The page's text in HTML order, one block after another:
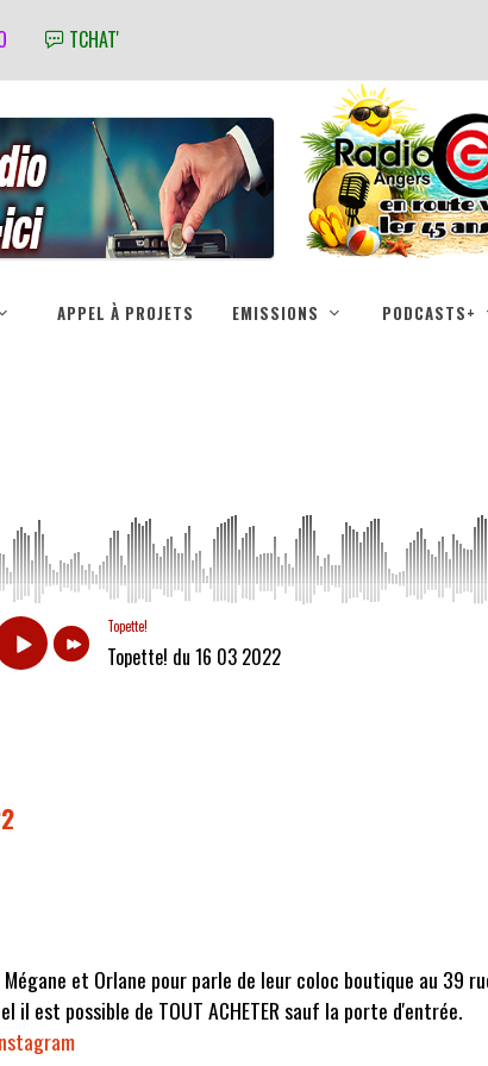
TCHAT'
APPEL À PROJETS EMISSIONS PODCASTS+
Topette!
Topette! du 16 03 2022
et Orlane pour parle de leur coloc boutique au 39
il est possible de TOUT ACHETER sauf la porte d'entrée.